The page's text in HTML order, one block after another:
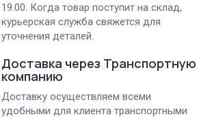
19.00. Когда товар поступит на склад,
курьерская служба свяжется для
уточнения деталей.
Доставка через Транспортную
компанию
Доставку осуществляем всеми
удобными для клиента транспортными